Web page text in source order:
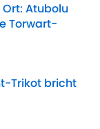
Atubolu
Torwart-
Trikot bricht